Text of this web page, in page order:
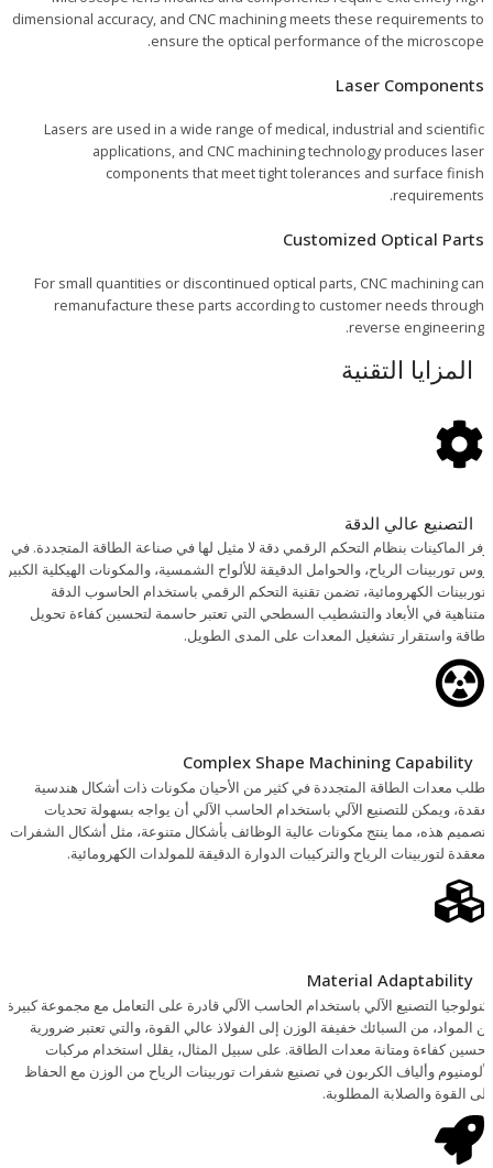
dimensional accuracy, and CNC machining meets these requirements to
ensure the optical performance of the microscope.
Laser Components
Lasers are used in a wide range of medical, industrial and scientific
applications, and CNC machining technology produces laser
components that meet tight tolerances and surface finish
requirements.
Customized Optical Parts
For small quantities or discontinued optical parts, CNC machining can
remanufacture these parts according to customer needs through
reverse engineering.
المزايا التقنية
التصنيع عالي الدقة
الماكينات بنظام التحكم الرقمي دقة لا مثيل لها في صناعة الطاقة المتجددة. في
توربينات الرياح، والحوامل الدقيقة للألواح الشمسية، والمكونات الهيكلية
الكهرومائية، تضمن تقنية التحكم الرقمي باستخدام الحاسوب الدقة
في الأبعاد والتشطيب السطحي التي تعتبر حاسمة لتحسين كفاءة تحويل
واستقرار تشغيل المعدات على المدى الطويل.
Complex Shape Machining Capability
معدات الطاقة المتجددة في كثير من الأحيان مكونات ذات أشكال هندسية
ويمكن للتصنيع الآلي باستخدام الحاسب الآلي أن يواجه بسهولة تحديات
هذه، مما ينتج مكونات عالية الوظائف بأشكال متنوعة، مثل أشكال الشفرات
لتوربينات الرياح والتركيبات الدوارة الدقيقة للمولدات الكهرومائية.
Material Adaptability
التصنيع الآلي باستخدام الحاسب الآلي قادرة على التعامل مع مجموعة كبيرة
المواد، من السبائك خفيفة الوزن إلى الفولاذ عالي القوة، والتي تعتبر ضرورية
كفاءة ومتانة معدات الطاقة. على سبيل المثال، يقلل استخدام مركبات
وألياف الكربون في تصنيع شفرات توربينات الرياح من الوزن مع الحفاظ
القوة والصلابة المطلوبة.